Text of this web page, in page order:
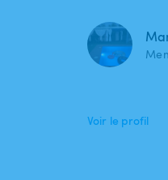
Voir le profil